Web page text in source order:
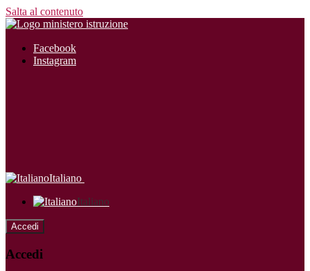
Salta al contenuto
Facebook
Instagram
Italiano
Italiano
Accedi
Accedi